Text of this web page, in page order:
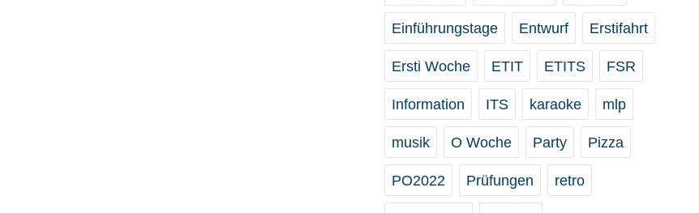
Einführungstage Entwurf Erstifahrt
Ersti Woche ETIT ETITS FSR
Information ITS karaoke mlp
musik O Woche Party Pizza
PO2022 Prüfungen retro